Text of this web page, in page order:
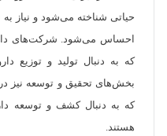
حیاتی شناخته می‌شود و نیاز
احساس می‌شود. شرکت‌های
که به دنبال تولید و توزیع
بخش‌های تحقیق و توسعه نیز
که به دنبال کشف و توسعه
هستند.